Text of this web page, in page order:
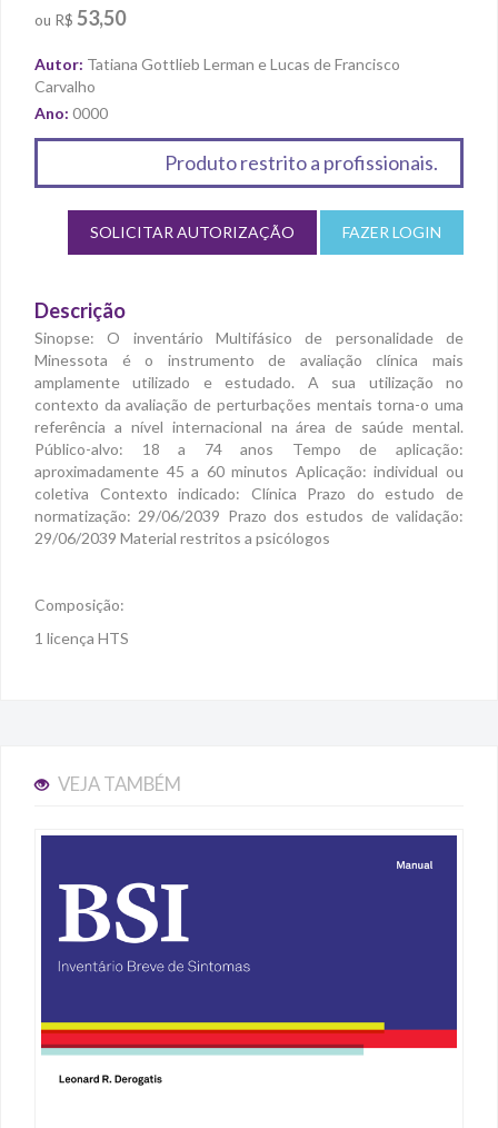
ou R$ 53,50
Autor: Tatiana Gottlieb Lerman e Lucas de Francisco
Carvalho
Ano: 0000
Produto restrito a profissionais.
SOLICITAR AUTORIZAÇÃO FAZER LOGIN
Descrição
Sinopse: O inventário Multifásico de personalidade de
Minessota é o instrumento de avaliação clínica mais
amplamente utilizado e estudado. A sua utilização no
contexto da avaliação de perturbações mentais torna-o uma
referência a nível internacional na área de saúde mental.
Público-alvo: 18 a 74 anos Tempo de aplicação:
aproximadamente 45 a 60 minutos Aplicação: individual ou
coletiva Contexto indicado: Clínica Prazo do estudo de
normatização: 29/06/2039 Prazo dos estudos de validação:
29/06/2039 Material restritos a psicólogos
Composição:
1 licença HTS
VEJA TAMBÉM